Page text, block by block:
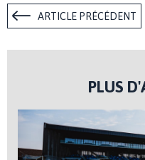
ARTICLE PRÉCÉDENT
PLUS